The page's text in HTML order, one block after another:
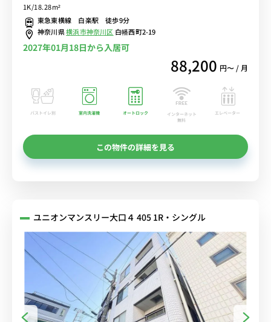
ンタル中！
1K/18.28m²
東急東横線 白楽駅 徒歩9分
神奈川県横浜市神奈川区 白幡西町2-19
2027年01月18日から入居可
88,200 円〜 / 月
バストイレ別 室内洗濯機 オートロック
インターネット
無料
エレベーター
この物件の詳細を見る
ユニオンマンスリー大口４ 405 1R・シングル